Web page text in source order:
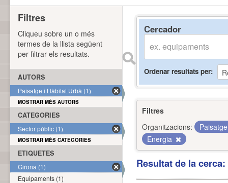
Cercador
Ordenar resultats per
Filtres
Organitzacions:
Energia
Resultat de la
Filtres
Cliqueu sobre un o més
termes de la llista següent
per filtrar els resultats.
AUTORS
Paisatge i Hàbitat Urbà (1)
MOSTRAR MÉS AUTORS
CATEGORIES
Sector públic (1)
MOSTRAR MÉS CATEGORIES
ETIQUETES
Girona (1)
Equipaments (1)